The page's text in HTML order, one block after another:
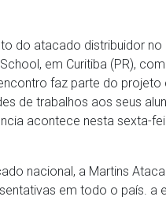
do atacado distribuidor
em Curitiba (PR),
faz parte do
de trabalhos aos seus
acontece nesta sexta-
nacional, a Martins
em todo o país.